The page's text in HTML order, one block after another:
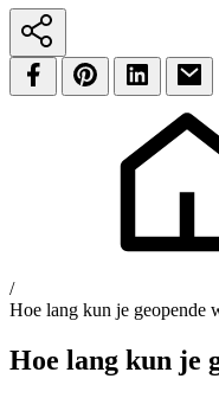
/
Hoe lang kun je geopende
Hoe lang kun je